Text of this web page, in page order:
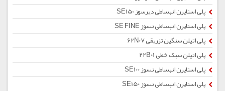
پلی استایرن انبساطی دیرسوز SE150
پلی استایرن انبساطی نسوز SE FINE
پلی اتیلن سنگین تزریقی 62N07
پلی اتیلن سبک خطی 22B01
پلی استایرن انبساطی نسوز SE100
پلی استایرن انبساطی نسوز SE150